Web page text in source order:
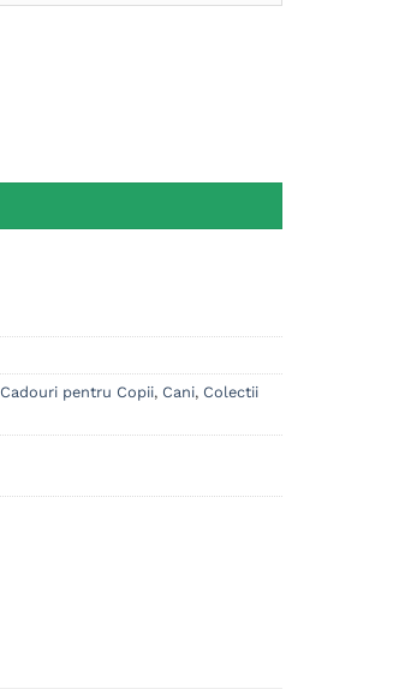
Cadouri pentru Copii, Cani, Colectii